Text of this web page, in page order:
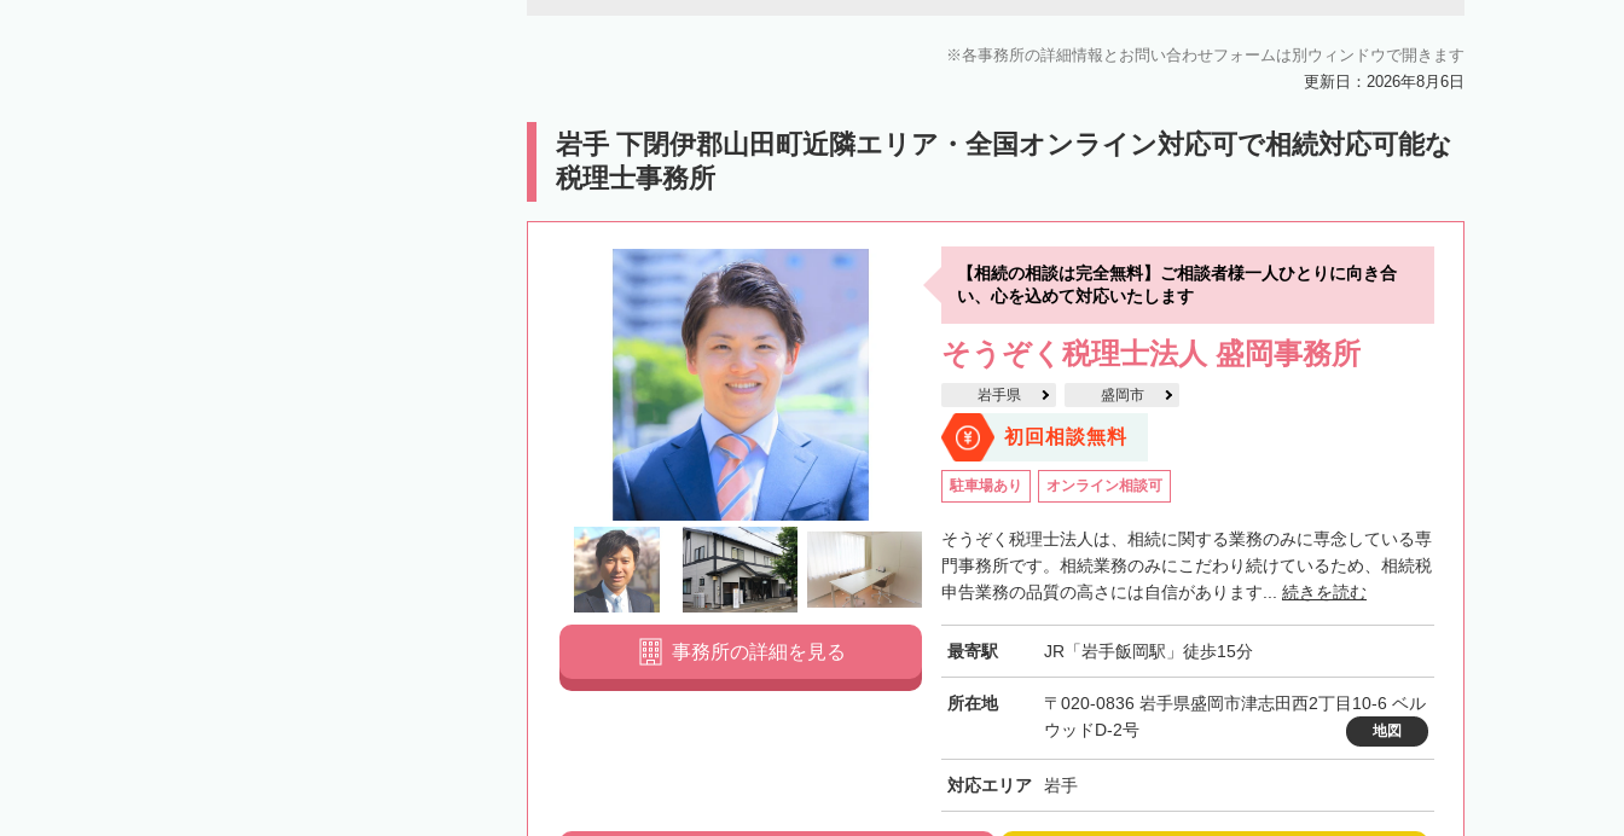
各事務所の詳細情報とお問い合わせフォームは別ウィンドウで開きます
更新日：2026年8月6日
岩手 下閉伊郡山田町近隣エリア・全国オンライン対応可で相続対応可能な
税理士事務所
【相続の相談は完全無料】ご相談者様一人ひとりに向き合
い、心を込めて対応いたします
そうぞく税理士法人 盛岡事務所
岩手県 盛岡市
初回相談無料
駐車場あり オンライン相談可
そうぞく税理士法人は、相続に関する業務のみに専念している専
門事務所です。相続業務のみにこだわり続けているため、相続税
申告業務の品質の高さには自信があります... 続きを読む
最寄駅 JR「岩手飯岡駅」徒歩15分
所在地
〒020-0836 岩手県盛岡市津志田西2丁目10-6 ベル
ウッドD‐2号
地図
対応エリア 岩手
事務所の詳細を見る